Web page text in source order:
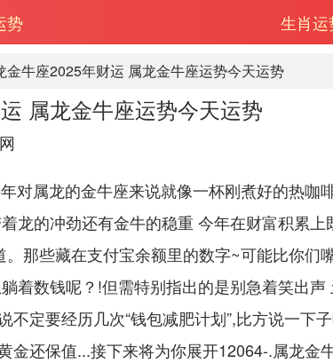
势 生肖
金牛座2025年财运 属龙金牛座运势今天运势
属龙金牛座运势今天运势
对属龙的金牛座来说就像一杯刚煮好的热咖
龙的冲劲还有金牛的稳重 今年在财富积累上
那些藏在支付宝余额里的数字~可能比你们
着数钱呢？!但需特别指出的是别急着笑出声
不定要经历几次“钱包减肥计划”,比方说一下
金还保值...接下来将为你展开12064-.属龙金